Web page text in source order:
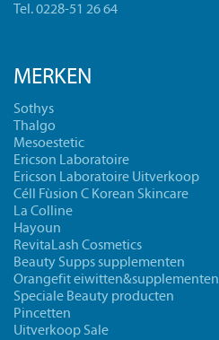
Tel. 0228-51 26 64
MERKEN
Sothys
Thalgo
Mesoestetic
Ericson Laboratoire
Ericson Laboratoire Uitverkoop
Céll Fùsion C Korean Skincare
La Colline
Hayoun
RevitaLash Cosmetics
Beauty Supps supplementen
Orangefit eiwitten&supplementen
Speciale Beauty producten
Pincetten
Uitverkoop Sale